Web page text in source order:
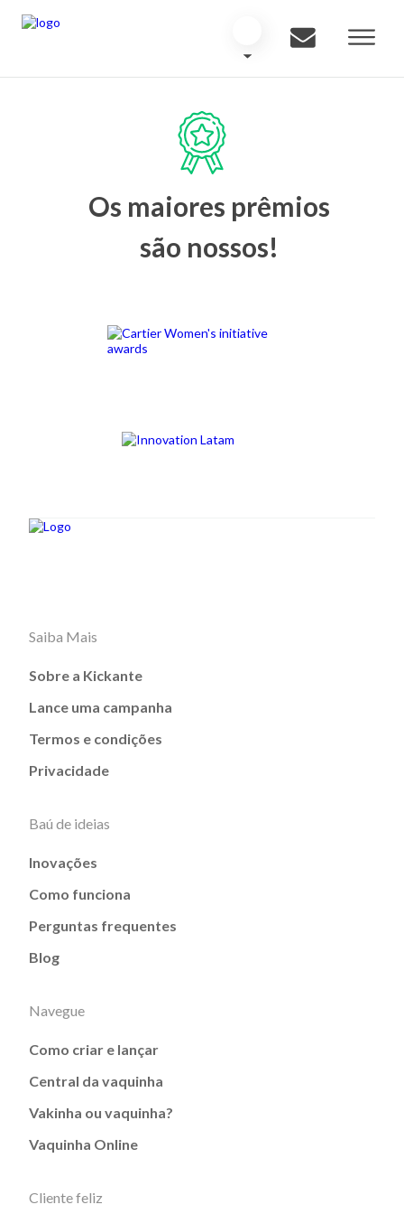
Os maiores prêmios
são nossos!
Saiba Mais
Sobre a Kickante
Lance uma campanha
Termos e condições
Privacidade
Baú de ideias
Inovações
Como funciona
Perguntas frequentes
Blog
Navegue
Como criar e lançar
Central da vaquinha
Vakinha ou vaquinha?
Vaquinha Online
Cliente feliz